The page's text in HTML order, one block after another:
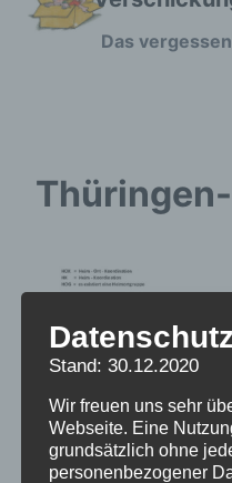
Zum
Das
Stand: 30.12.2020
Wir freuen uns sehr
Webseite. Eine
grundsätzlich ohne
personenbezogener